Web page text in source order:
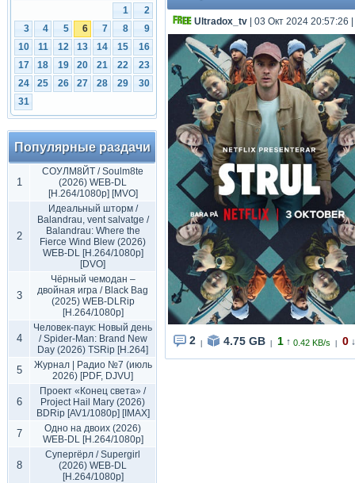
1
2
3
4 5 6 7 8
9
10
11 12 13 14 15
16
17
18 19 20 21 22
23
24
25 26 27 28 29
30
31
Популярные раздачи
1
СОУЛМ8ЙТ / Soulm8te
(2026) WEB-DL
[H.264/1080p] [MVO]
2
Идеальный шторм /
Balandrau, vent salvatge /
Balandrau: Where the
Fierce Wind Blew (2026)
WEB-DL [H.264/1080p]
[DVO]
3
Чёрный чемодан –
двойная игра / Black Bag
(2025) WEB-DLRip
[H.264/1080p]
4
Человек-паук: Новый день
/ Spider-Man: Brand New
Day (2026) TSRip [H.264]
5
Журнал | Радио №7 (июль
2026) [PDF, DJVU]
6
Проект «Конец света» /
Project Hail Mary (2026)
BDRip [AV1/1080p] [IMAX]
7
Одно на двоих (2026)
WEB-DL [H.264/1080p]
8
Супергёрл / Supergirl
(2026) WEB-DL
[H.264/1080p]
Ultradox_tv | 03 Окт 2024 20:57:26
2 4.75 GB 1 ↑ 0.42 KB/s 0 ↓